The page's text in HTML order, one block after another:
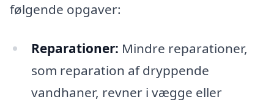
følgende opgaver:
Reparationer: Mindre reparationer,
som reparation af dryppende
vandhaner, revner i vægge eller